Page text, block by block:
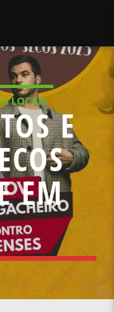
LOCAIS
E
EM